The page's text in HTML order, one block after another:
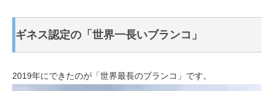
ギネス認定の「世界一長いブランコ」
2019年にできたのが「世界最長のブランコ」です。